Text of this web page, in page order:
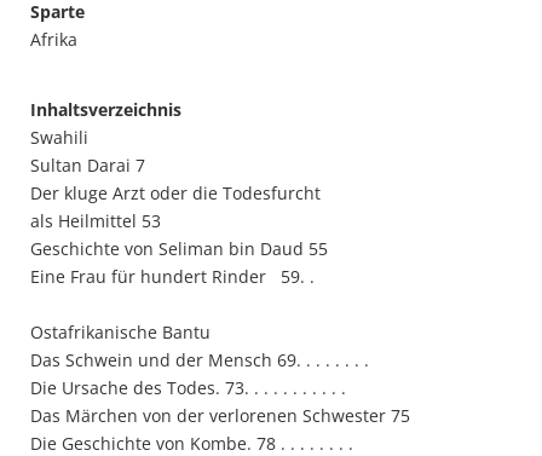
Sparte
Afrika
Inhaltsverzeichnis
Swahili
Sultan Darai 7
Der kluge Arzt oder die Todesfurcht
als Heilmittel 53
Geschichte von Seliman bin Daud 55
Eine Frau für hundert Rinder 59. .
Ostafrikanische Bantu
Das Schwein und der Mensch 69. . . . . . . .
Die Ursache des Todes. 73. . . . . . . . . . .
Das Märchen von der verlorenen Schwester 75
Die Geschichte von Kombe. 78 . . . . . . . .